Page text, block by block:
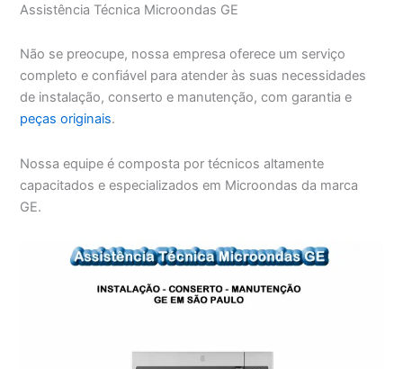
Assistência Técnica Microondas GE
Não se preocupe, nossa empresa oferece um serviço
completo e confiável para atender às suas necessidades
de instalação, conserto e manutenção, com garantia e
peças originais.
Nossa equipe é composta por técnicos altamente
capacitados e especializados em Microondas da marca
GE.